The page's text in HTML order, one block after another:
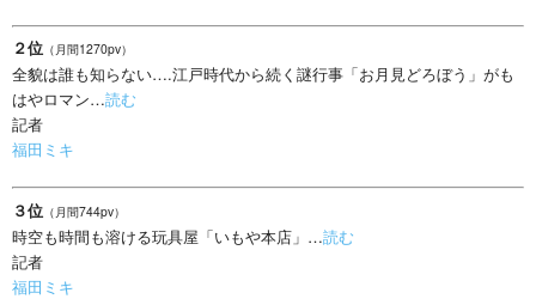
２位 （月間1270pv）
全貌は誰も知らない….江戸時代から続く謎行事「お月見どろぼう」がも
はやロマン…読む
記者
福田ミキ
３位 （月間744pv）
時空も時間も溶ける玩具屋「いもや本店」…読む
記者
福田ミキ